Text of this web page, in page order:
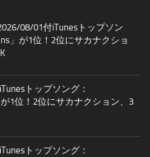
08/01付iTunesトップソン
」が1位！2位にサカナクショ
トップソング：
が1位！2位にサカナクション、3
トップソング：